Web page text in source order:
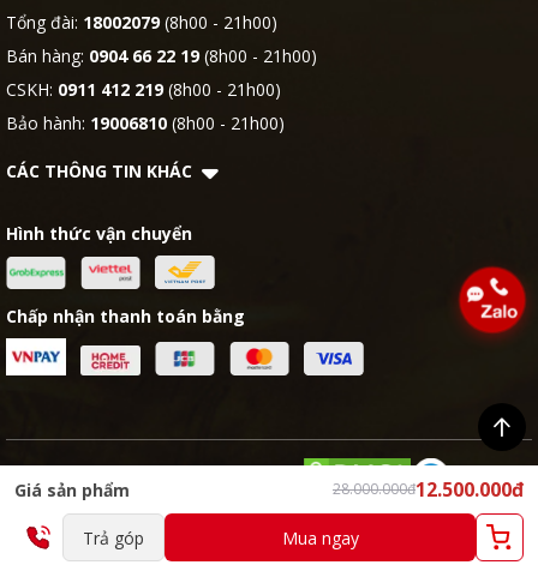
Giá sản phẩm 28.000.000đ12.500.000đ
Trả góp Mua ngay
Tổng đài: 18002079(8h00 - 21h00)
Bán hàng: 0904 66 22 19(8h00 - 21h00)
CSKH: 0911 412 219(8h00 - 21h00)
Bảo hành: 19006810 (8h00 - 21h00)
CÁC THÔNG TIN KHÁC
Hình thức vận chuyển
Chấp nhận thanh toán bằng
Copyright 2024 © OKACHI VIETNAM